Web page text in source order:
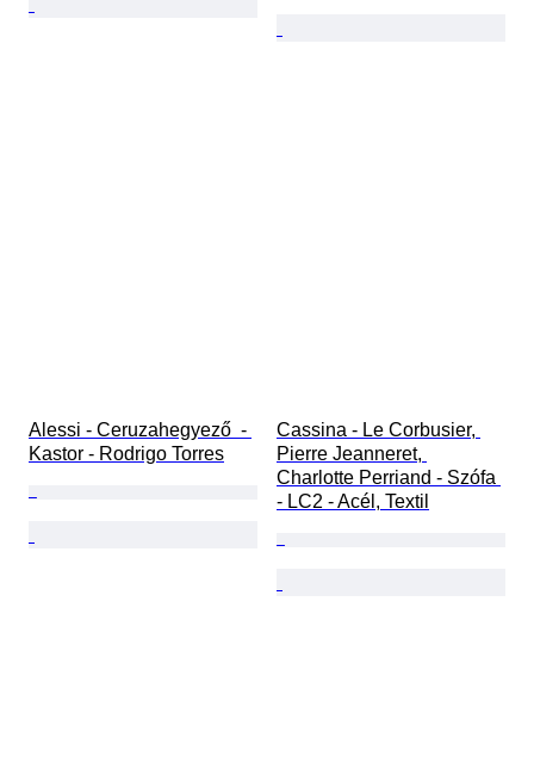
Alessi - Ceruzahegyező  -
Kastor - Rodrigo Torres
Cassina - Le Corbusier,
Pierre Jeanneret,
Charlotte Perriand - Szófa
- LC2 - Acél, Textil